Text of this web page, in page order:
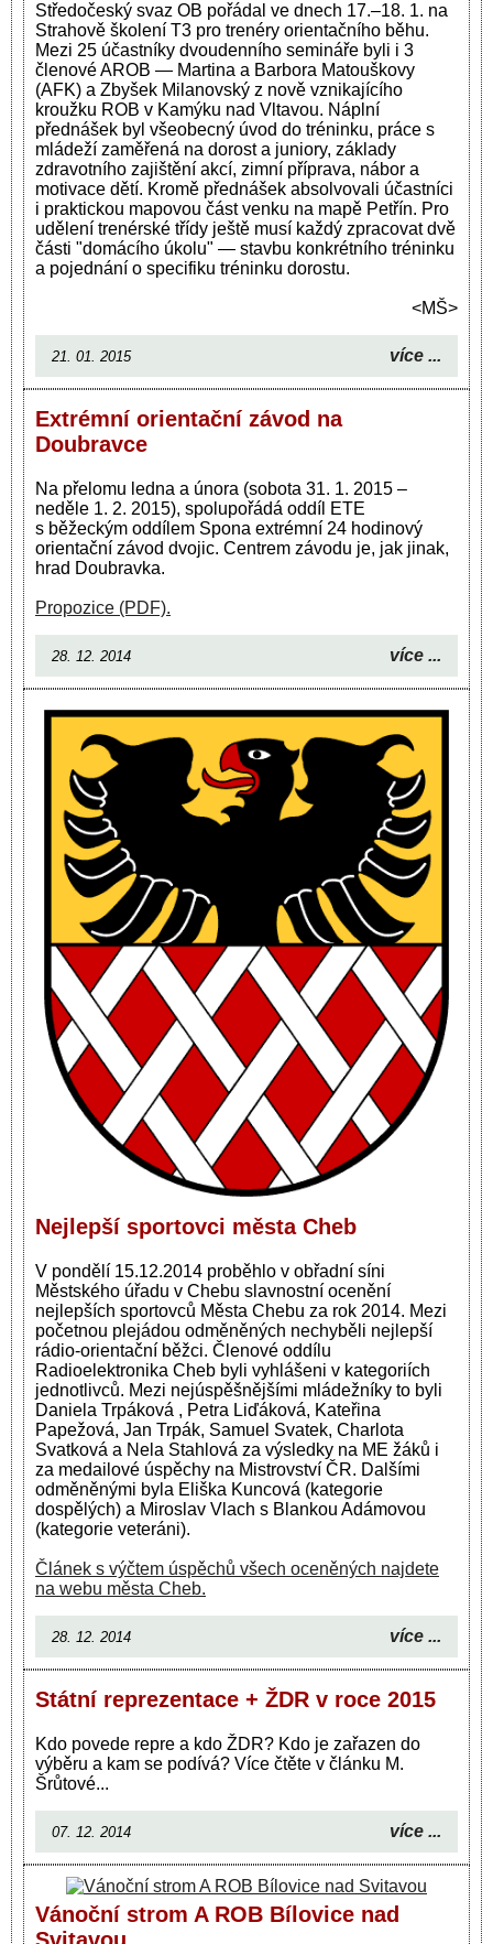
Středočeský svaz OB pořádal ve dnech 17.–18. 1. na
Strahově školení T3 pro trenéry orientačního běhu.
Mezi 25 účastníky dvoudenního semináře byli i 3
členové AROB — Martina a Barbora Matouškovy
(AFK) a Zbyšek Milanovský z nově vznikajícího
kroužku ROB v Kamýku nad Vltavou. Náplní
přednášek byl všeobecný úvod do tréninku, práce s
mládeží zaměřená na dorost a juniory, základy
zdravotního zajištění akcí, zimní příprava, nábor a
motivace dětí. Kromě přednášek absolvovali účastníci
i praktickou mapovou část venku na mapě Petřín. Pro
udělení trenérské třídy ještě musí každý zpracovat dvě
části "domácího úkolu" — stavbu konkrétního tréninku
a pojednání o specifiku tréninku dorostu.
<MŠ>
21. 01. 2015 více ...
Extrémní orientační závod na
Doubravce
Na přelomu ledna a února (sobota 31. 1. 2015 –
neděle 1. 2. 2015), spolupořádá oddíl ETE
s běžeckým oddílem Spona extrémní 24 hodinový
orientační závod dvojic. Centrem závodu je, jak jinak,
hrad Doubravka.
Propozice (PDF).
28. 12. 2014 více ...
Nejlepší sportovci města Cheb
V pondělí 15.12.2014 proběhlo v obřadní síni
Městského úřadu v Chebu slavnostní ocenění
nejlepších sportovců Města Chebu za rok 2014. Mezi
početnou plejádou odměněných nechyběli nejlepší
rádio-orientační běžci. Členové oddílu
Radioelektronika Cheb byli vyhlášeni v kategoriích
jednotlivců. Mezi nejúspěšnějšími mládežníky to byli
Daniela Trpáková , Petra Liďáková, Kateřina
Papežová, Jan Trpák, Samuel Svatek, Charlota
Svatková a Nela Stahlová za výsledky na ME žáků i
za medailové úspěchy na Mistrovství ČR. Dalšími
odměněnými byla Eliška Kuncová (kategorie
dospělých) a Miroslav Vlach s Blankou Adámovou
(kategorie veteráni).
Článek s výčtem úspěchů všech oceněných najdete
na webu města Cheb.
28. 12. 2014 více ...
Státní reprezentace + ŽDR v roce 2015
Kdo povede repre a kdo ŽDR? Kdo je zařazen do
výběru a kam se podívá? Více čtěte v článku M.
Šrůtové...
07. 12. 2014 více ...
Vánoční strom A ROB Bílovice nad